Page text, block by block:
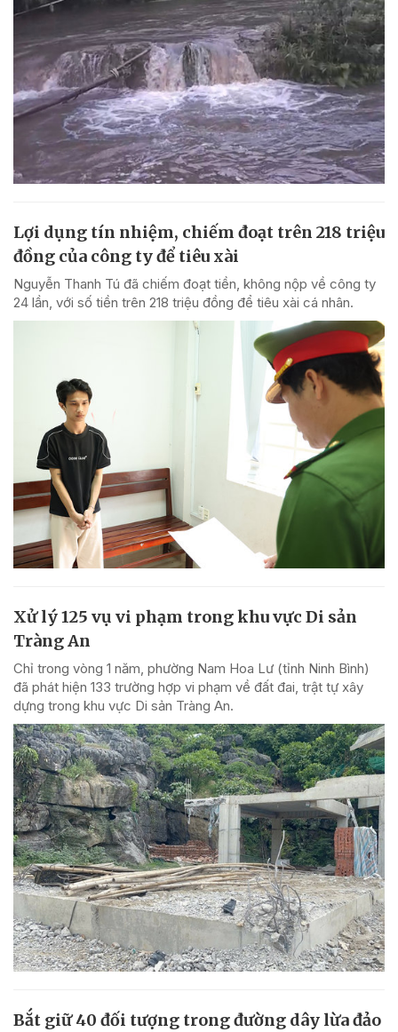
Lợi dụng tín nhiệm, chiếm đoạt trên 218 triệu
đồng của công ty để tiêu xài
Nguyễn Thanh Tú đã chiếm đoạt tiền, không nộp về công ty
24 lần, với số tiền trên 218 triệu đồng để tiêu xài cá nhân.
Xử lý 125 vụ vi phạm trong khu vực Di sản
Tràng An
Chỉ trong vòng 1 năm, phường Nam Hoa Lư (tỉnh Ninh Bình)
đã phát hiện 133 trường hợp vi phạm về đất đai, trật tự xây
dựng trong khu vực Di sản Tràng An.
Bắt giữ 40 đối tượng trong đường dây lừa đảo